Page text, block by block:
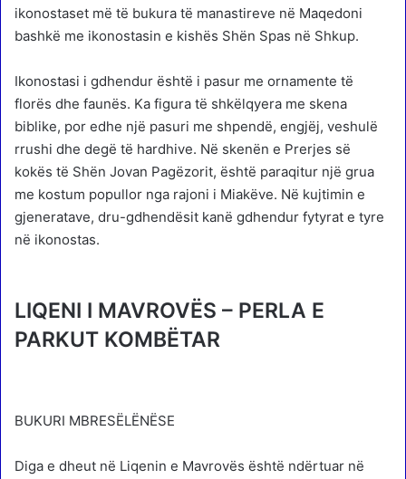
ikonostaset më të bukura të manastireve në Maqedoni
bashkë me ikonostasin e kishës Shën Spas në Shkup.
Ikonostasi i gdhendur është i pasur me ornamente të
florës dhe faunës. Ka figura të shkëlqyera me skena
biblike, por edhe një pasuri me shpendë, engjëj, veshulë
rrushi dhe degë të hardhive. Në skenën e Prerjes së
kokës të Shën Jovan Pagëzorit, është paraqitur një grua
me kostum popullor nga rajoni i Miakëve. Në kujtimin e
gjeneratave, dru-gdhendësit kanë gdhendur fytyrat e tyre
në ikonostas.
LIQENI I MAVROVËS – PERLA E
PARKUT KOMBËTAR
BUKURI MBRESËLËNËSE
Diga e dheut në Liqenin e Mavrovës është ndërtuar në